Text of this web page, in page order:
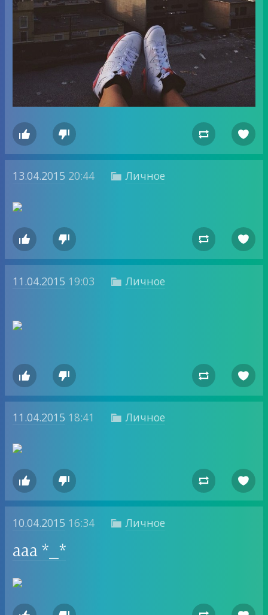
   
13.04.2015 20:44  Личное
   
11.04.2015 19:03  Личное
   
11.04.2015 18:41  Личное
   
10.04.2015 16:34  Личное
ааа *_*